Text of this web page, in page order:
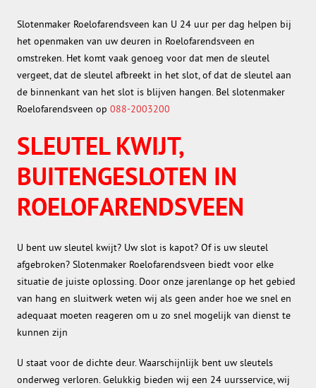
Slotenmaker Roelofarendsveen kan U 24 uur per dag helpen bij
het openmaken van uw deuren in Roelofarendsveen en
omstreken. Het komt vaak genoeg voor dat men de sleutel
vergeet, dat de sleutel afbreekt in het slot, of dat de sleutel aan
de binnenkant van het slot is blijven hangen. Bel slotenmaker
Roelofarendsveen op 088-2003200
SLEUTEL KWIJT,
BUITENGESLOTEN IN
ROELOFARENDSVEEN
U bent uw sleutel kwijt? Uw slot is kapot? Of is uw sleutel
afgebroken? Slotenmaker Roelofarendsveen biedt voor elke
situatie de juiste oplossing. Door onze jarenlange op het gebied
van hang en sluitwerk weten wij als geen ander hoe we snel en
adequaat moeten reageren om u zo snel mogelijk van dienst te
kunnen zijn
U staat voor de dichte deur. Waarschijnlijk bent uw sleutels
onderweg verloren. Gelukkig bieden wij een 24 uursservice, wij